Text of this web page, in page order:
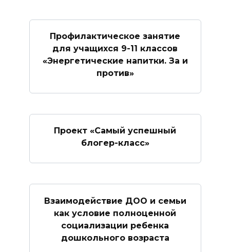
Профилактическое занятие
для учащихся 9-11 классов
«Энергетические напитки. За и
против»
Проект «Самый успешный
блогер-класс»
Взаимодействие ДОО и семьи
как условие полноценной
социализации ребенка
дошкольного возраста